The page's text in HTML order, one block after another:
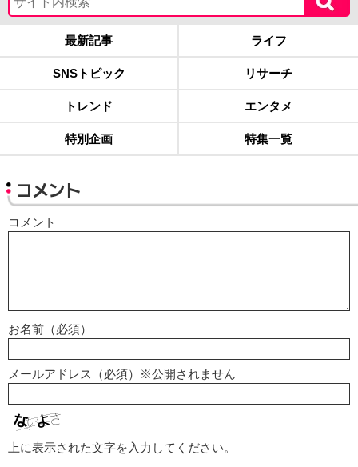
最新記事 ライフ
SNSトピック リサーチ
トレンド エンタメ
特別企画 特集一覧
コメント
コメント
お名前（必須）
メールアドレス（必須）※公開されません
上に表示された文字を入力してください。